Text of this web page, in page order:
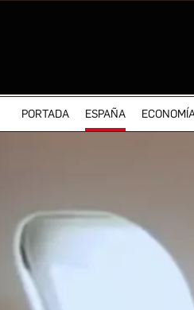
PORTADA ESPAÑA